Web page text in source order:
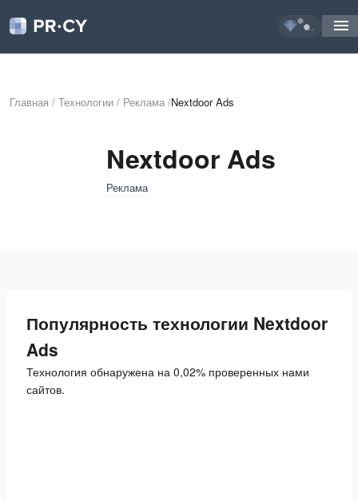
...
Главная / Технологии / Реклама /Nextdoor Ads
Nextdoor Ads
Реклама
Популярность технологии Nextdoor
Ads
Технология обнаружена на 0,02% проверенных нами
сайтов.